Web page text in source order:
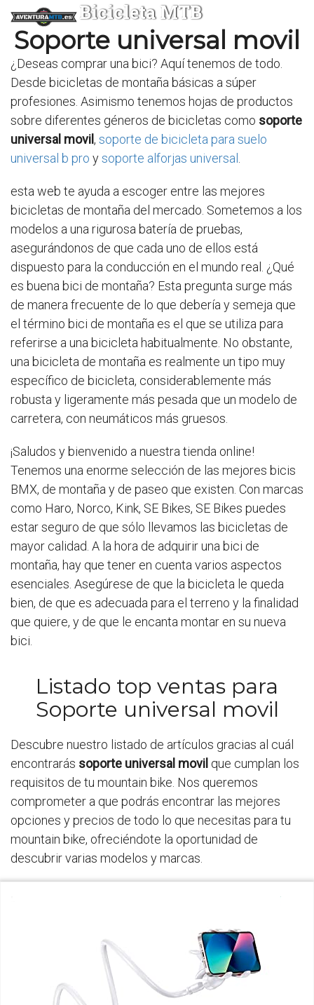
Bicicleta MTB
Soporte universal movil
¿Deseas comprar una bici? Aquí tenemos de todo.
Desde bicicletas de montaña básicas a súper
profesiones. Asimismo tenemos hojas de productos
sobre diferentes géneros de bicicletas como soporte
universal movil, soporte de bicicleta para suelo
universal b pro ysoporte alforjas universal
esta web te ayuda a escoger entre las mejores
bicicletas de montaña del mercado. Sometemos a los
modelos a una rigurosa batería de pruebas,
asegurándonos de que cada uno de ellos está
dispuesto para la conducción en el mundo real. ¿Qué
es buena bici de montaña? Esta pregunta surge más
de manera frecuente de lo que debería y semeja que
el término bici de montaña es el que se utiliza para
referirse a una bicicleta habitualmente. No obstante,
una bicicleta de montaña es realmente un tipo muy
específico de bicicleta, considerablemente más
robusta y ligeramente más pesada que un modelo de
carretera, con neumáticos más gruesos.
¡Saludos y bienvenido a nuestra tienda online!
Tenemos una enorme selección de las mejores bicis
BMX, de montaña y de paseo que existen. Con marcas
como Haro, Norco, Kink, SE Bikes, SE Bikes puedes
estar seguro de que sólo llevamos las bicicletas de
mayor calidad. A la hora de adquirir una bici de
montaña, hay que tener en cuenta varios aspectos
esenciales. Asegúrese de que la bicicleta le queda
bien, de que es adecuada para el terreno y la finalidad
que quiere, y de que le encanta montar en su nueva
bici.
Listado top ventas para
Soporte universal movil
Descubre nuestro listado de artículos gracias al cuál
encontrarás soporte universal movil que cumplan los
requisitos de tu mountain bike. Nos queremos
comprometer a que podrás encontrar las mejores
opciones y precios de todo lo que necesitas para tu
mountain bike, ofreciéndote la oportunidad de
descubrir varias modelos y marcas.